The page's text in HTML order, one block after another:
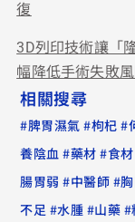
復
3D列印技術讓「
幅降低手術失敗
相關搜尋
#脾胃濕氣 #枸杞 #
養陰血 #藥材 #食材
腸胃弱 #中醫師 #
不足 #水腫 #山藥 #